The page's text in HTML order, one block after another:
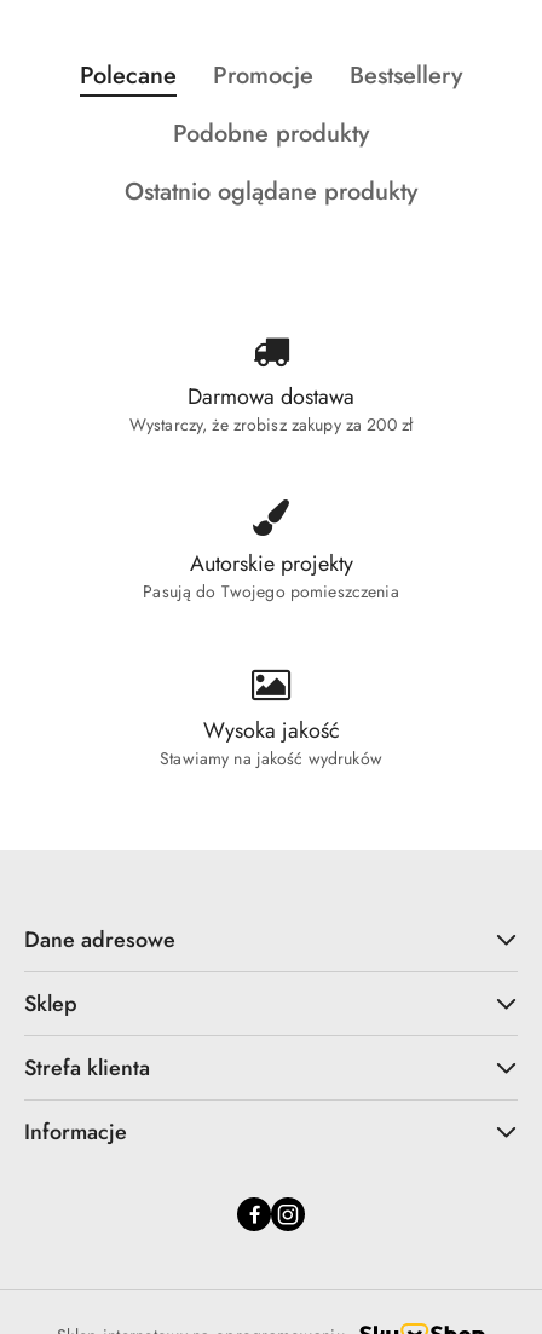
Pomiń karuzelę produktów
Produkty
o
Polecane
Produkty
statusie:
Promocje
Produkty
statusie:
Bestsellery
Produkty
statusie:
Podobne produkty
Produkty
Ostatnio oglądane produkty
Darmowa dostawa
Wystarczy, że zrobisz zakupy za 200 zł
Autorskie projekty
Pasują do Twojego pomieszczenia
Wysoka jakość
Stawiamy na jakość wydruków
Dane adresowe
Sklep
Strefa klienta
Informacje